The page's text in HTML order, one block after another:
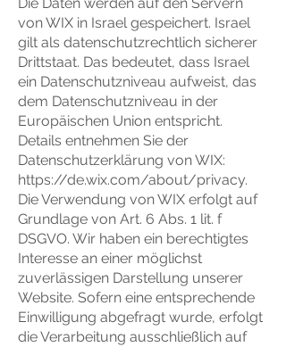
von WIX in Israel gespeichert. Israel
gilt als datenschutzrechtlich sicherer
Drittstaat. Das bedeutet, dass Israel
ein Datenschutzniveau aufweist, das
dem Datenschutzniveau in der
Europäischen Union entspricht.
Details entnehmen Sie der
Datenschutzerklärung von WIX:
https://de.wix.com/about/privacy.
Die Verwendung von WIX erfolgt auf
Grundlage von Art. 6 Abs. 1 lit. f
DSGVO. Wir haben ein berechtigtes
Interesse an einer möglichst
zuverlässigen Darstellung unserer
Website. Sofern eine entsprechende
Einwilligung abgefragt wurde, erfolgt
die Verarbeitung ausschließlich auf